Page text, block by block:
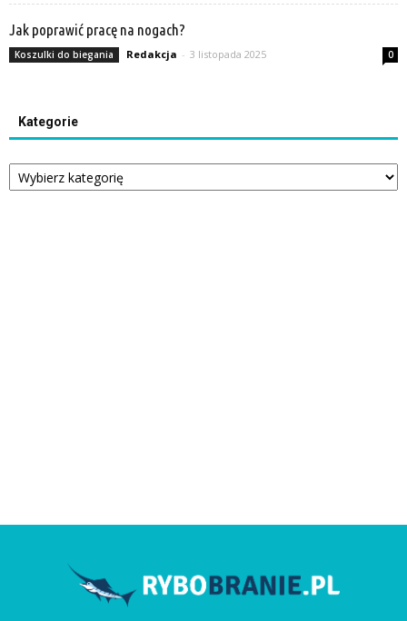
Jak poprawić pracę na nogach?
Koszulki do biegania Redakcja - 3 listopada 2025 0
Kategorie
Kategorie